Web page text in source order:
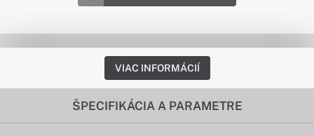
VIAC INFORMÁCIÍ
ŠPECIFIKÁCIA A PARAMETRE